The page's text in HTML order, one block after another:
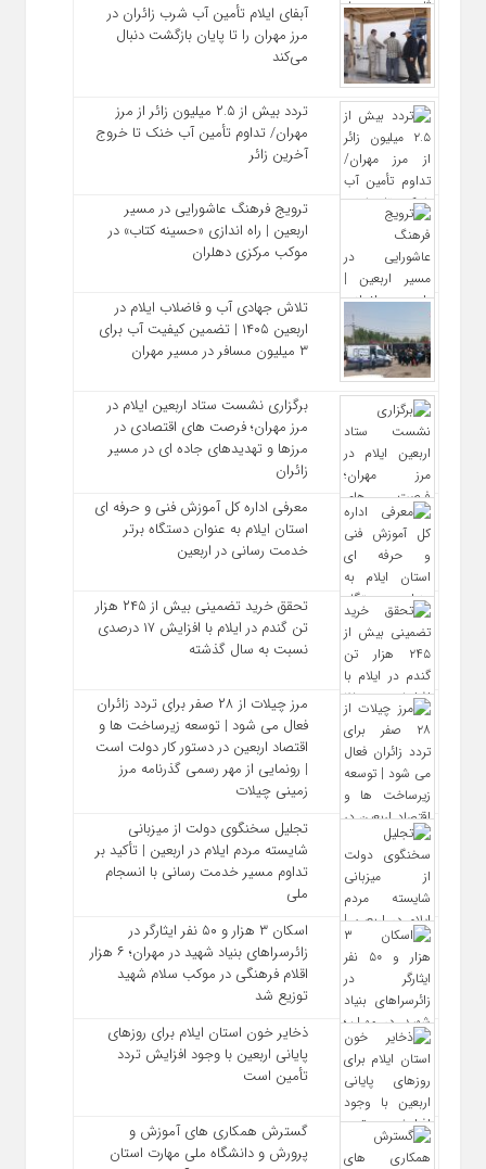
آبفای ایلام تأمین آب شرب زائران در
مرز مهران را تا پایان بازگشت دنبال
می‌کند
تردد بیش از ۲.۵ میلیون زائر از مرز
مهران/ تداوم تأمین آب خنک تا خروج
آخرین زائر
ترویج فرهنگ عاشورایی در مسیر
اربعین | راه‌ اندازی «حسینه کتاب» در
موکب مرکزی دهلران
تلاش جهادی آب و فاضلاب ایلام در
اربعین ۱۴۰۵ | تضمین کیفیت آب برای
۳ میلیون مسافر در مسیر مهران
برگزاری نشست ستاد اربعین ایلام در
مرز مهران؛ فرصت‌ های اقتصادی در
مرزها و تهدیدهای جاده‌ ای در مسیر
زائران
معرفی اداره کل آموزش فنی و حرفه‌ ای
استان ایلام به‌ عنوان دستگاه برتر
خدمت‌ رسانی در اربعین
تحقق خرید تضمینی بیش از ۲۴۵ هزار
تن گندم در ایلام با افزایش ۱۷ درصدی
نسبت به سال گذشته
مرز چیلات از ۲۸ صفر برای تردد زائران
فعال می‌ شود | توسعه زیرساخت‌ ها و
اقتصاد اربعین در دستور کار دولت است
| رونمایی از مهر رسمی گذرنامه مرز
زمینی چیلات
تجلیل سخنگوی دولت از میزبانی
شایسته مردم ایلام در اربعین | تأکید بر
تداوم مسیر خدمت‌ رسانی با انسجام
ملی
اسکان ۳ هزار و ۵۰ نفر ایثارگر در
زائرسراهای بنیاد شهید در مهران؛ ۶ هزار
اقلام فرهنگی در موکب سلام شهید
توزیع شد
ذخایر خون استان ایلام برای روزهای
پایانی اربعین با وجود افزایش تردد
تأمین است
گسترش همکاری‌ های آموزش و
پرورش و دانشگاه ملی مهارت استان